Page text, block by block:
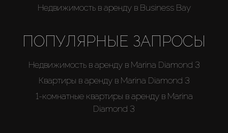
Недвижимость в аренду в Business Bay
ПОПУЛЯРНЫЕ ЗАПРОСЫ
Недвижимость в аренду в Marina Diamond 3
Квартиры в аренду в Marina Diamond 3
1-комнатные квартиры в аренду в Marina
Diamond 3